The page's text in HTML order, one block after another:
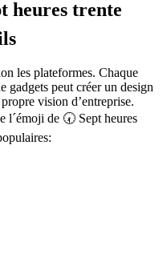
heures trente
les plateformes. Chaque
gadgets peut créer un design
vision d’entreprise.
l´émoji de 🕢 Sept heures